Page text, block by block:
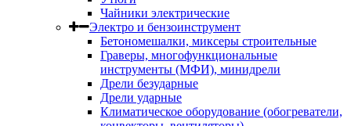
Чайники электрические
Электро и бензоинструмент
Бетономешалки, миксеры строительные
Граверы, многофункциональные
инструменты (МФИ), минидрели
Дрели безударные
Дрели ударные
Климатическое оборудование (обогреватели,